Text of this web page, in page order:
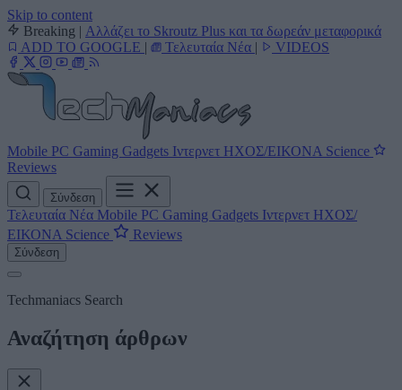
Skip to content
Breaking | Αλλάζει το Skroutz Plus και τα δωρεάν μεταφορικά
ADD TO GOOGLE | Τελευταία Νέα | VIDEOS
Mobile PC Gaming Gadgets Ιντερνετ ΗΧΟΣ/ΕΙΚΟΝΑ Science
Reviews
Σύνδεση
Τελευταία Νέα Mobile PC Gaming Gadgets Ιντερνετ ΗΧΟΣ/
ΕΙΚΟΝΑ Science Reviews
Σύνδεση
Techmaniacs Search
Αναζήτηση άρθρων